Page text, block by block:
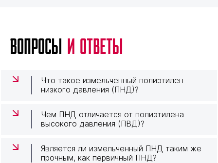
Вопросы и ответы
Что такое измельченный полиэтилен
низкого давления (ПНД)?
Чем ПНД отличается от полиэтилена
высокого давления (ПВД)?
Является ли измельченный ПНД таким же
прочным, как первичный ПНД?